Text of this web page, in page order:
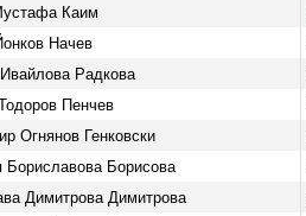
Каим
Начев
Радкова
Пенчев
Огнянов Генковски
Бориславова Борисова
Димитрова Димитрова